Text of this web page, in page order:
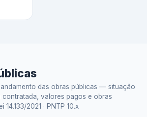
das obras públicas — situação
contratada, valores pagos e obras
14.133/2021 · PNTP 10.x